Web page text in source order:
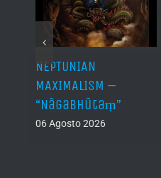
NEPTUNIAN
MAXIMALISM –
“Nāgabhūtaṃ”
06 Agosto 2026